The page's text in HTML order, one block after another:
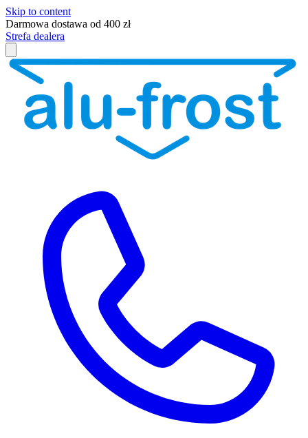
Skip to content
Darmowa dostawa od 400 zł
Strefa dealera